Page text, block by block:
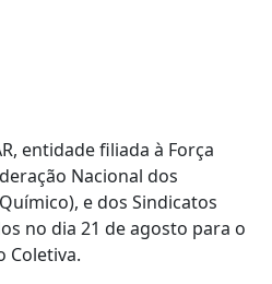
entidade filiada à Força
Nacional dos
e dos Sindicatos
no dia 21 de agosto para o
Coletiva.